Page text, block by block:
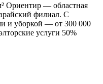
Ориентир — областная
филиал. С
и уборкой — от 300 000
услуги 50%